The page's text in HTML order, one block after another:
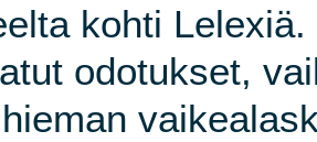
kohti
odotukset,